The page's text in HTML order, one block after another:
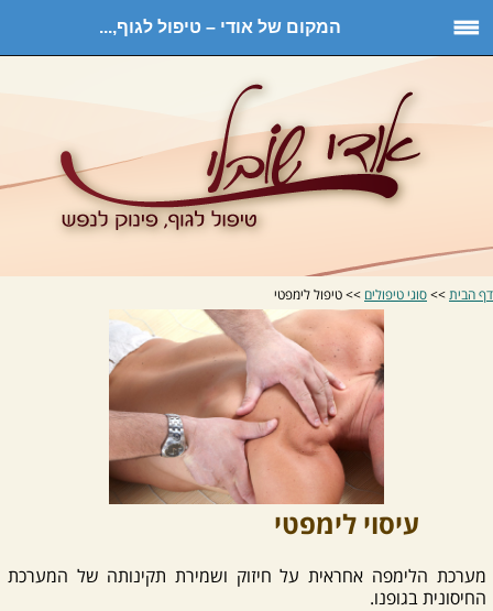
המקום של אודי – טיפול לגוף,...
דף הבית >> סוגי טיפולים >> טיפול לימפטי
עיסוי לימפטי
מערכת הלימפה אחראית על חיזוק ושמירת תקינותה של המערכת
החיסונית בגופנו.